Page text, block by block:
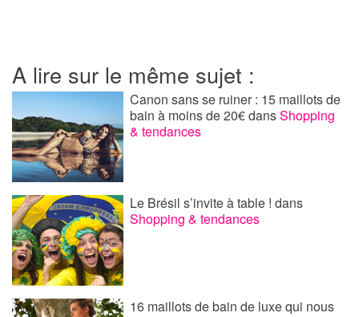
A lire sur le même sujet :
Canon sans se ruiner : 15 maillots de
bain à moins de 20€dansShopping
& tendances
Le Brésil s’invite à table !dans
Shopping & tendances
16 maillots de bain de luxe qui nous